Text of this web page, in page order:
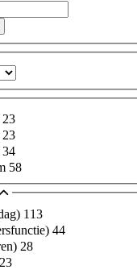
23
23
34
58
113
44
28
23